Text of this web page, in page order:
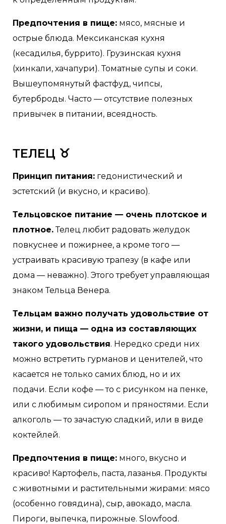
Предпочтения в пище: мясо, мясные и
острые блюда. Мексиканская кухня
(кесадилья, буррито). Грузинская кухня
(хинкали, хачапури). Томатные супы и соки.
Вышеупомянутый фастфуд, чипсы,
бутерброды. Часто — отсутствие полезных
привычек в питании, всеядность.
ТЕЛЕЦ ♉
Принцип питания: гедонистический и
эстетский (и вкусно, и красиво).
Тельцовское питание — очень плотское и
плотное.Телец любит радовать желудок
повкуснее и пожирнее, а кроме того —
устраивать красивую трапезу (в кафе или
дома — неважно). Этого требует управляющая
знаком Тельца Венера.
Тельцам важно получать удовольствие от
жизни, и пища — одна из составляющих
такого удовольствия. Нередко среди них
можно встретить гурманов и ценителей, что
касается не только самих блюд, но и их
подачи. Если кофе — то с рисунком на пенке,
или с любимым сиропом и пряностями. Если
алкоголь — то зачастую сладкий, или в виде
коктейлей.
Предпочтения в пище: много, вкусно и
красиво! Картофель, паста, лазанья. Продукты
с животными и растительными жирами: мясо
(особенно говядина), сыр, авокадо, масла.
Пироги, выпечка, пирожные. Slowfood.